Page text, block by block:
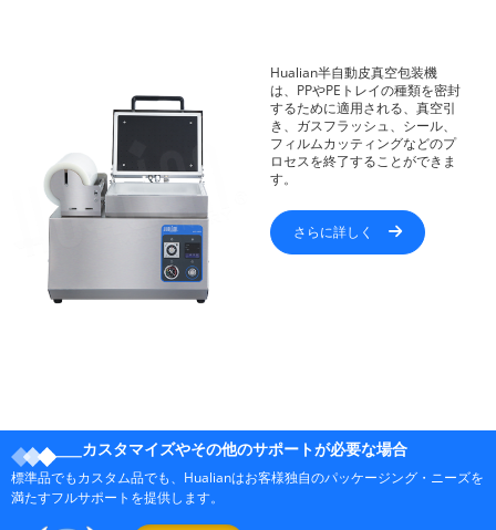
Hualian半自動皮真空包装機
は、PPやPEトレイの種類を密封
するために適用される、真空引
き、ガスフラッシュ、シール、
フィルムカッティングなどのプ
ロセスを終了することができま
す。
さらに詳しく
カスタマイズやその他のサポートが必要な場合
標準品でもカスタム品でも、Hualianはお客様独自のパッケージング・ニーズを
満たすフルサポートを提供します。